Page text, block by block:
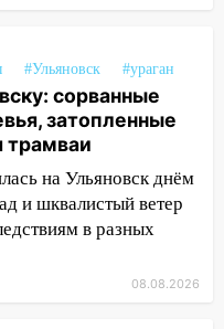
крышу дома на
и рухнуло
дерево
Ульяновску:
деревья,
#Ульяновск #ураган
сорванные
затопленные
трамваи
на Ульяновск днём
и шквалистый ветер
в разных
08.08.2026